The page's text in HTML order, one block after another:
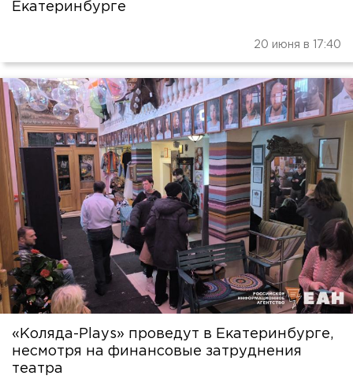
Екатеринбурге
20 июня в 17:40
«Коляда-Plays» проведут в Екатеринбурге,
несмотря на финансовые затруднения
театра